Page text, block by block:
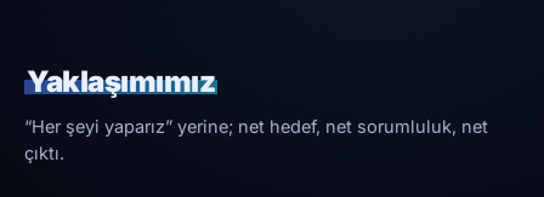
Yaklaşımımız
“Her şeyi yaparız” yerine; net hedef, net sorumluluk, net
çıktı.